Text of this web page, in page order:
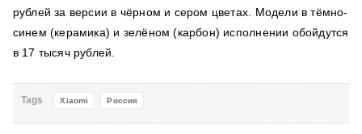
рублей за версии в чёрном и сером цветах. Модели в тёмно-
синем (керамика) и зелёном (карбон) исполнении обойдутся
в 17 тысяч рублей.
Tags Xiaomi Россия